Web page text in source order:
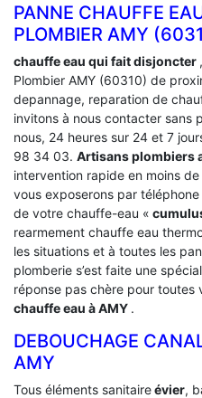
PANNE CHAUFFE
PLOMBIER AMY
chauffe eau qui fait disjoncter
Plombier AMY (60310) de
depannage, reparation de
invitons à nous contacter sans
nous, 24 heures sur 24 et 7
98 34 03. Artisans plombiers
intervention rapide en moins
vous exposerons par
de votre chauffe-eau «
rearmement chauffe eau
les situations et à toutes les
plomberie s’est faite une
réponse pas chère pour toutes
chauffe eau à AMY .
DEBOUCHAGE
AMY
Tous éléments sanitaireévier,